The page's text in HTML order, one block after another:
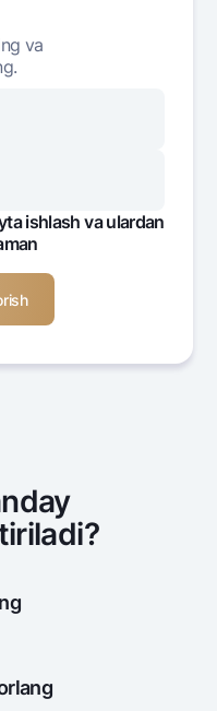
va
ishlash va ulardan